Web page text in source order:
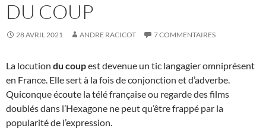
DU COUP
28 AVRIL 2021 ANDRE RACICOT 7 COMMENTAIRES
La locution du coupest devenue un tic langagier omniprésent
en France. Elle sert à la fois de conjonction et d’adverbe.
Quiconque écoute la télé française ou regarde des films
doublés dans l’Hexagone ne peut qu’être frappé par la
popularité de l’expression.